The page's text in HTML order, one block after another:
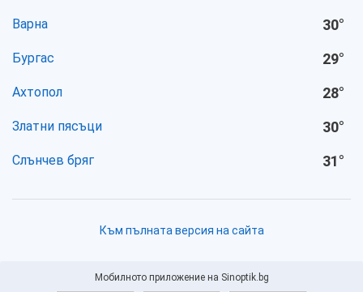
Варна 30°
Бургас 29°
Ахтопол 28°
Златни пясъци 30°
Слънчев бряг 31°
Към пълната версия на сайта
Мобилното приложение на Sinoptik.bg